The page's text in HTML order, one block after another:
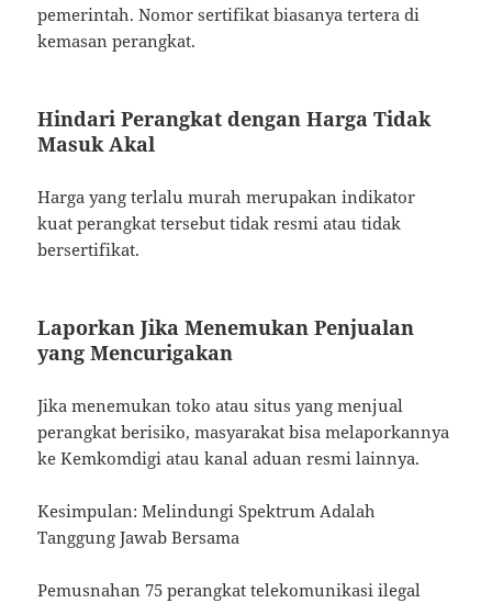
pemerintah. Nomor sertifikat biasanya tertera di
kemasan perangkat.
Hindari Perangkat dengan Harga Tidak
Masuk Akal
Harga yang terlalu murah merupakan indikator
kuat perangkat tersebut tidak resmi atau tidak
bersertifikat.
Laporkan Jika Menemukan Penjualan
yang Mencurigakan
Jika menemukan toko atau situs yang menjual
perangkat berisiko, masyarakat bisa melaporkannya
ke Kemkomdigi atau kanal aduan resmi lainnya.
Kesimpulan: Melindungi Spektrum Adalah
Tanggung Jawab Bersama
Pemusnahan 75 perangkat telekomunikasi ilegal